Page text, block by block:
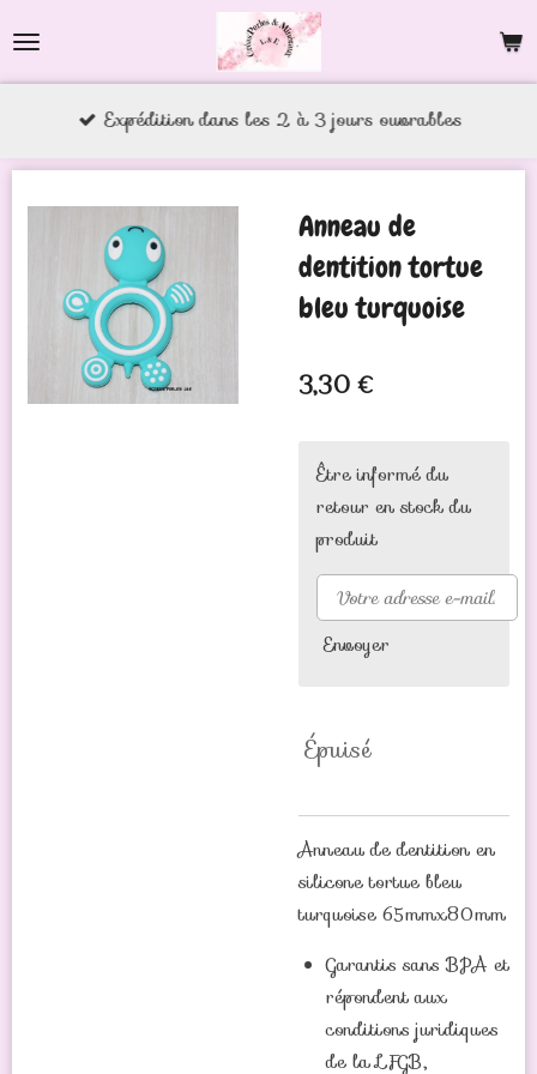
principal
Expédition dans les 2 à 3 jours ouvrables
Anneau de
dentition tortue
bleu turquoise
3,30 €
Être informé du
retour en stock du
produit
Envoyer
Épuisé
Anneau de dentition en
silicone tortue bleu
turquoise 65mmx80mm
Garantis sans BPA et
répondent aux
conditions juridiques
de la LFGB,